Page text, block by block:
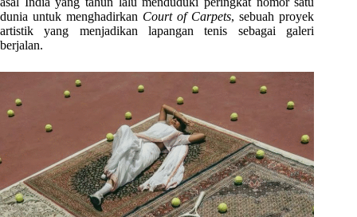
dunia untuk menghadirkan Court of Carpets, sebuah proyek
artistik yang menjadikan lapangan tenis sebagai galeri
berjalan.